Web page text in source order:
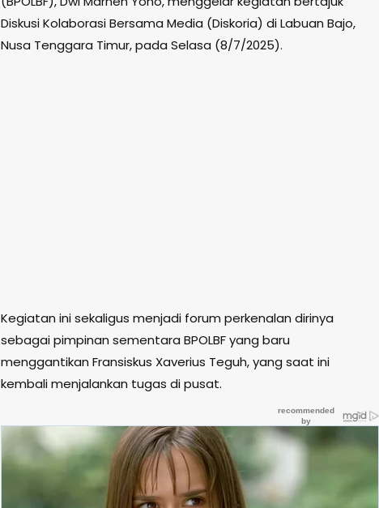
Diskusi Kolaborasi Bersama Media (Diskoria) di Labuan Bajo,
Nusa Tenggara Timur, pada Selasa (8/7/2025).
Kegiatan ini sekaligus menjadi forum perkenalan dirinya
sebagai pimpinan sementara BPOLBF yang baru
menggantikan Fransiskus Xaverius Teguh, yang saat ini
kembali menjalankan tugas di pusat.